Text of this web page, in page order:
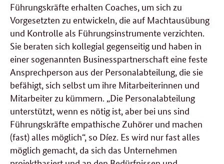
Führungskräfte erhalten Coaches, um sich zu
Vorgesetzten zu entwickeln, die auf Machtausübung
und Kontrolle als Führungsinstrumente verzichten.
Sie beraten sich kollegial gegenseitig und haben in
einer sogenannten Businesspartnerschaft eine feste
Ansprechperson aus der Personalabteilung, die sie
befähigt, sich selbst um ihre Mitarbeiterinnen und
Mitarbeiter zu kümmern. „Die Personalabteilung
unterstützt, wenn es nötig ist, aber bei uns sind
Führungskräfte empathische Zuhörer und machen
(fast) alles möglich“, so Díez. Es wird nur fast alles
möglich gemacht, da sich das Unternehmen